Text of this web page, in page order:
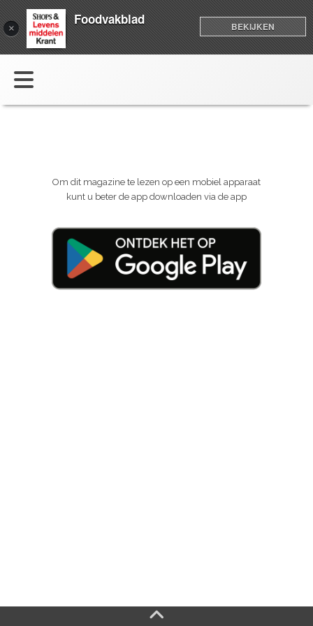
×
Foodvakblad BEKIJKEN
Om dit magazine te lezen op een mobiel apparaat
kunt u beter de app downloaden via de app